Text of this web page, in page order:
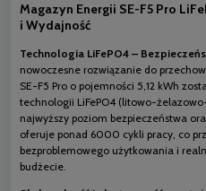
Magazyn Energii SE-F5 Pro
i Wydajność
Technologia LiFePO4 –
nowoczesne rozwiązanie do
SE-F5 Pro o pojemności 5,12 kWh
technologii LiFePO4 (litowo-
najwyższy poziom bezpieczeństwa
oferuje ponad 6000 cykli pracy, co
bezproblemowego użytkowania i
budżecie.